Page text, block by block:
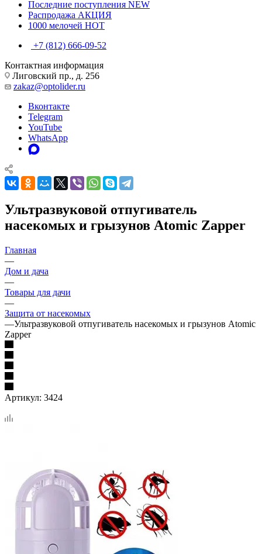
Последние поступления NEW
Распродажа АКЦИЯ
1000 мелочей HOT
+7 (812) 666-09-52
Контактная информация
Лиговский пр., д. 256
zakaz@optolider.ru
Вконтакте
Telegram
YouTube
WhatsApp
Ультразвуковой отпугиватель
насекомых и грызунов Atomic Zapper
Главная
—
Дом и дача
—
Товары для дачи
—
Защита от насекомых
—Ультразвуковой отпугиватель насекомых и грызунов Atomic
Zapper
Артикул: 3424